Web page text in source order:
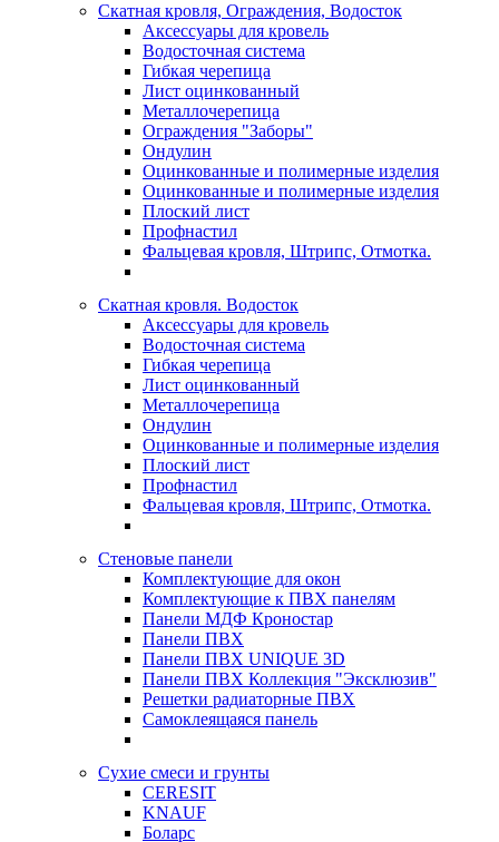
Скатная кровля, Ограждения, Водосток
Аксессуары для кровель
Водосточная система
Гибкая черепица
Лист оцинкованный
Металлочерепица
Ограждения "Заборы"
Ондулин
Оцинкованные и полимерные изделия
Оцинкованные и полимерные изделия
Плоский лист
Профнастил
Фальцевая кровля, Штрипс, Отмотка.
Скатная кровля. Водосток
Аксессуары для кровель
Водосточная система
Гибкая черепица
Лист оцинкованный
Металлочерепица
Ондулин
Оцинкованные и полимерные изделия
Плоский лист
Профнастил
Фальцевая кровля, Штрипс, Отмотка.
Стеновые панели
Комплектующие для окон
Комплектующие к ПВХ панелям
Панели МДФ Кроностар
Панели ПВХ
Панели ПВХ UNIQUE 3D
Панели ПВХ Коллекция "Эксклюзив"
Решетки радиаторные ПВХ
Самоклеящаяся панель
Сухие смеси и грунты
CERESIT
KNAUF
Боларс